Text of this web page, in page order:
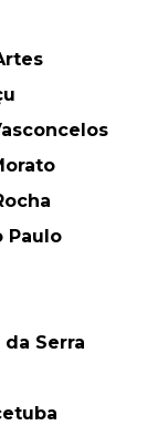
Paulo
Serra